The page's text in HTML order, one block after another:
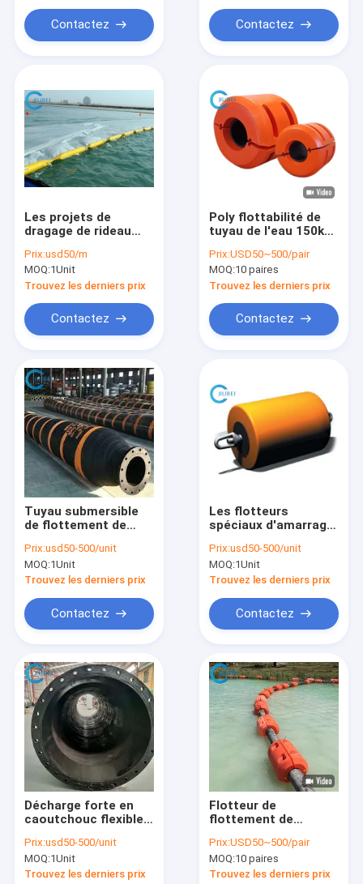
À la maison
Produits
Vidéos
À propos de nous
Visite de l'usine
Contrôle de la qualité
Nous contacter
Nouvelles
Les affaires
Demandez un devis
Flotteur de tuyau en PEHD
dock de vagabond
Contactez Contactez
Les projets de
dragage de rideau
clôturent des
matériaux de
Floating Turbidity
Curtain
Prix:usd50/m
MOQ:1Unit
Trouvez les derniers prix
Contactez
Poly flottabilité de
tuyau de l'eau 150kg
tuyaux de flottement
de drague
Prix:USD50~500/pair
MOQ:10 paires
Trouvez les derniers prix
Contactez
Tuyau submersible
de flottement de
bride d'acier de
décharge de tuyau de
drague de l'individu
Prix:usd50-500/unit
MOQ:1Unit
Trouvez les derniers prix
Contactez
Les flotteurs
spéciaux d'amarrage
Polyethylene Buoy
Plastic Marine
prennent la balise
Prix:usd50-500/unit
MOQ:1Unit
Trouvez les derniers prix
Contactez
Décharge forte en
caoutchouc flexible
de tube de tuyau
blindé en caoutchouc
de fil
Prix:usd50-500/unit
MOQ:1Unit
Trouvez les derniers prix
Flotteur de
flottement de
dragueur de la
canalisation HICL de
vagabond de tuyau
Prix:USD50~500/pair
MOQ:10 paires
Trouvez les derniers prix